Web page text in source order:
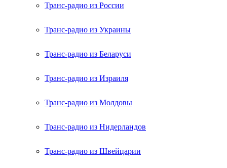
Транс-радио из России
Транс-радио из Украины
Транс-радио из Беларуси
Транс-радио из Израиля
Транс-радио из Молдовы
Транс-радио из Нидерландов
Транс-радио из Швейцарии